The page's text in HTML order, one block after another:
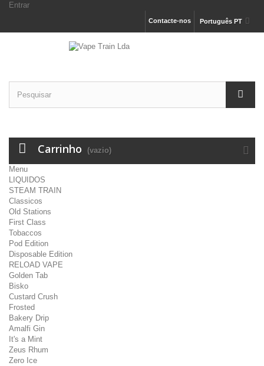
Entrar
Português PT
Contacte-nos
Carrinho (vazio)
Menu
LIQUIDOS
STEAM TRAIN
Classicos
Old Stations
First Class
Tobaccos
Pod Edition
Disposable Edition
RELOAD VAPE
Golden Tab
Bisko
Custard Crush
Frosted
Bakery Drip
Amalfi Gin
It's a Mint
Zeus Rhum
Zero Ice